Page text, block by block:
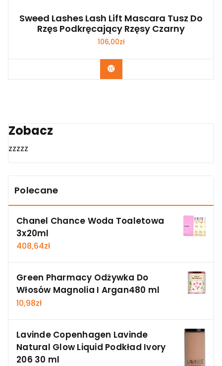
Sweed Lashes Lash Lift Mascara Tusz Do
Rzęs Podkręcający Rzęsy Czarny
106,00zł
Zobacz
Zobacz
zzzzz
Polecane
Chanel Chance Woda Toaletowa
3x20ml
408,64zł
Green Pharmacy Odżywka Do
Włosów Magnolia I Argan480 ml
10,98zł
Lavinde Copenhagen Lavinde
Natural Glow Liquid Podkład Ivory
206 30 ml